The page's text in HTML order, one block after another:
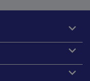
expand_more
expand_more
expand_more